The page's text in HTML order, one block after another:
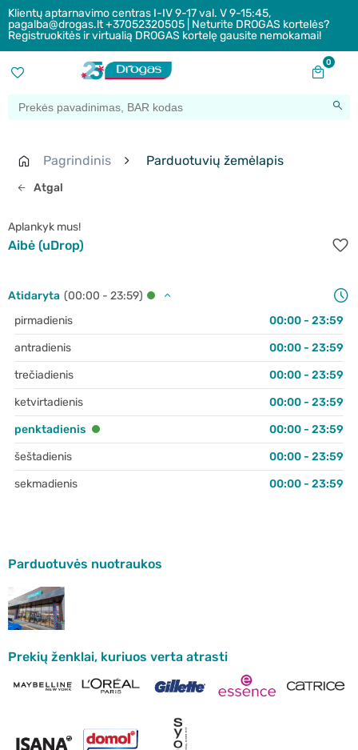
Klientų aptarnavimo centras I-IV 9-17 val. V 9-15:45,
pagalba@drogas.lt +37052320505 | Neturite DROGAS kortelės?
Registruokitės ir virtualią DROGAS kortelę gausite nemokamai!
0
Atgal
Pagrindinis Parduotuvių žemėlapis
Aplankyk mus!
Aibė (uDrop)
Atidaryta (00:00 - 23:59)
pirmadienis
00:00 - 23:59
antradienis
00:00 - 23:59
trečiadienis
00:00 - 23:59
ketvirtadienis
00:00 - 23:59
penktadienis
00:00 - 23:59
šeštadienis
00:00 - 23:59
sekmadienis
00:00 - 23:59
Parduotuvės nuotraukos
Prekių ženklai, kuriuos verta atrasti